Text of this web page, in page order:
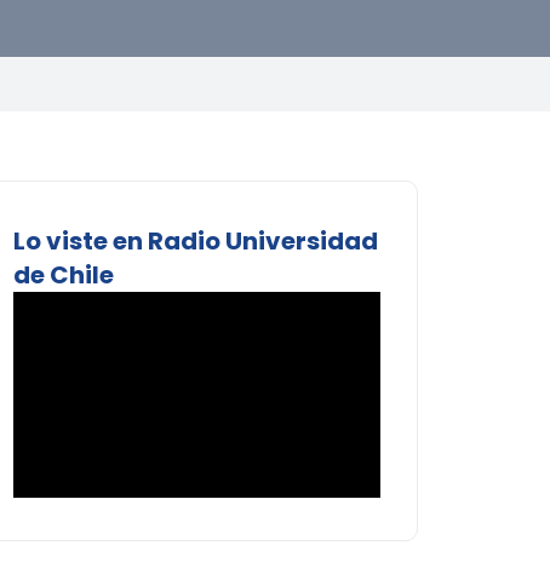
Lo viste en Radio Universidad
de Chile